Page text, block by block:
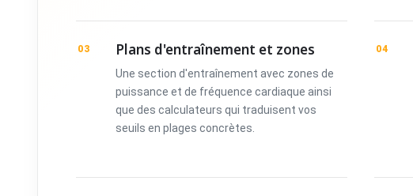
03 Plans d'entraînement et zones
Une section d'entraînement avec zones de
puissance et de fréquence cardiaque ainsi
que des calculateurs qui traduisent vos
seuils en plages concrètes.
04